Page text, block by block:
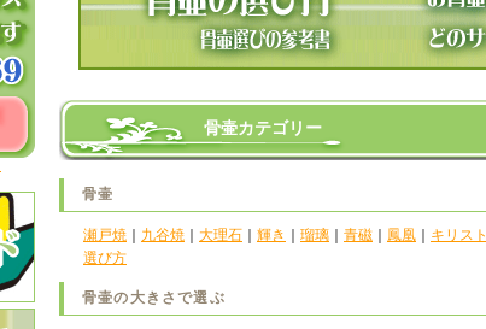
骨壷カテゴリー
骨壷
瀬戸焼 九谷焼 大理石 輝き 瑠璃 青磁 鳳凰 キリスト
選び方
骨壷の大きさで選ぶ